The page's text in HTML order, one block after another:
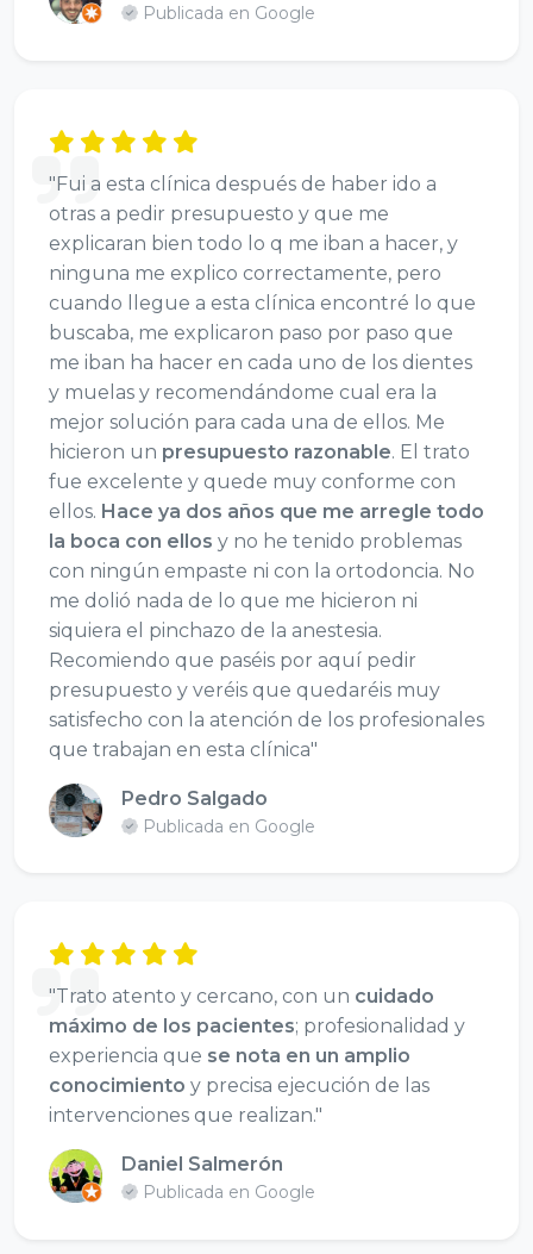
Publicada en Google
"Fui a esta clínica después de haber ido a
otras a pedir presupuesto y que me
explicaran bien todo lo q me iban a hacer, y
ninguna me explico correctamente, pero
cuando llegue a esta clínica encontré lo que
buscaba, me explicaron paso por paso que
me iban ha hacer en cada uno de los dientes
y muelas y recomendándome cual era la
mejor solución para cada una de ellos. Me
hicieron un presupuesto razonable. El trato
fue excelente y quede muy conforme con
ellos. Hace ya dos años que me arregle todo
la boca con ellos y no he tenido problemas
con ningún empaste ni con la ortodoncia. No
me dolió nada de lo que me hicieron ni
siquiera el pinchazo de la anestesia.
Recomiendo que paséis por aquí pedir
presupuesto y veréis que quedaréis muy
satisfecho con la atención de los profesionales
que trabajan en esta clínica"
Pedro Salgado
Publicada en Google
"Trato atento y cercano, con un cuidado
máximo de los pacientes; profesionalidad y
experiencia que se nota en un amplio
conocimiento y precisa ejecución de las
intervenciones que realizan."
Daniel Salmerón
Publicada en Google